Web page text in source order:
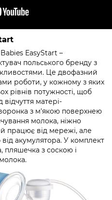
EasyStart –
польського бренду з
Це двофазний
роботи, у кожному з яких
рівнів потужності, щоб
відчуття матері-
з м'якою поверхнею
молока, ніжно
працює від мережі, але
акумулятора. У комплект
пляшечка з соскою і